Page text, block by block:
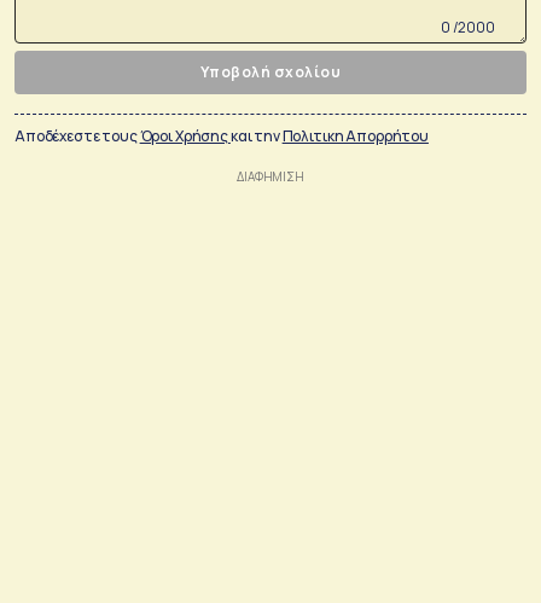
0 /2000
Υποβολή σχολίου
Αποδέχεστε τουςΌροι Χρήσηςκαι τηνΠολιτικη Απορρήτου